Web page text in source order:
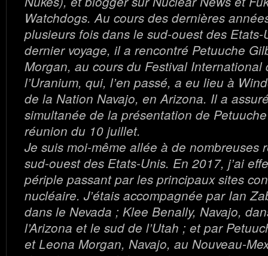
Watchdogs. Au cours des dernières
plusieurs fois dans le sud-ouest des
dernier voyage, il a rencontré Petuuche
Morgan, au cours du Festival International
l’Uranium, qui, l’en passé, a eu lieu à
de la Nation Navajo, en Arizona. Il a
simultanée de la présentation de
réunion du 10 juillet.
Je suis moi-même allée à de nombreuses
sud-ouest des Etats-Unis. En 2017, j’ai
périple passant par les principaux sites
nucléaire. J’étais accompagnée par Ian
dans le Nevada ; Klee Benally, Navajo,
l’Arizona et le sud de l’Utah ; et par
et Leona Morgan, Navajo, au Nouveau-